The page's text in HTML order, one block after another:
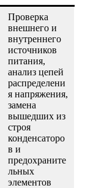
Проверка
внешнего и
внутреннего
источников
питания,
анализ цепей
распределени
я напряжения,
замена
вышедших из
строя
конденсаторо
в и
предохраните
льных
элементов